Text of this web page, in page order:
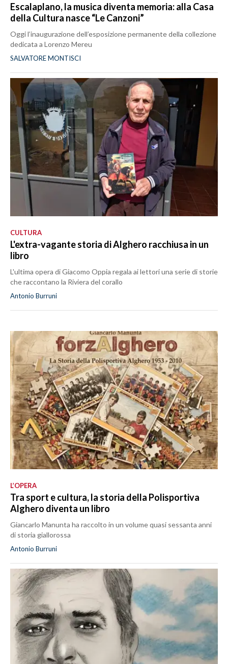
Escalaplano, la musica diventa memoria: alla Casa
della Cultura nasce “Le Canzoni”
Oggi l’inaugurazione dell’esposizione permanente della collezione
dedicata a Lorenzo Mereu
SALVATORE MONTISCI
CULTURA
L'extra-vagante storia di Alghero racchiusa in un
libro
L'ultima opera di Giacomo Oppia regala ai lettori una serie di storie
che raccontano la Riviera del corallo
Antonio Burruni
L’OPERA
Tra sport e cultura, la storia della Polisportiva
Alghero diventa un libro
Giancarlo Manunta ha raccolto in un volume quasi sessanta anni
di storia giallorossa
Antonio Burruni